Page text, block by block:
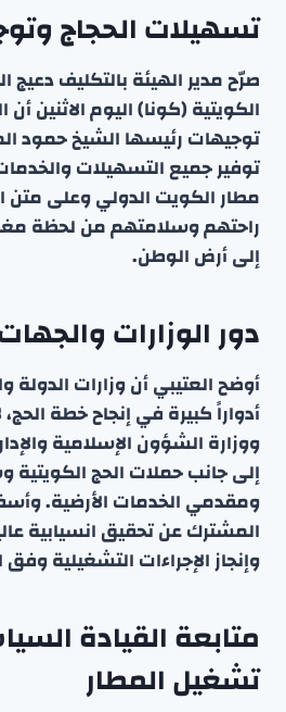
تسهيلات الحجاج
صرّح مدير الهيئة بالتكليف دعيج
الكويتية (كونا) اليوم الاثنين
توجيهات رئيسها الشيخ حمود
توفير جميع التسهيلات
مطار الكويت الدولي وعلى متن
راحتهم وسلامتهم من لحظة
إلى أرض الوطن.
دور الوزارات
أوضح العتيبي أن وزارات الدولة
أدواراً كبيرة في إنجاح خطة الحج،
ووزارة الشؤون الإسلامية
إلى جانب حملات الحج الكويتية
ومقدمي الخدمات الأرضية.
المشترك عن تحقيق انسيابية
وإنجاز الإجراءات التشغيلية
متابعة القيادة
تشغيل المطار